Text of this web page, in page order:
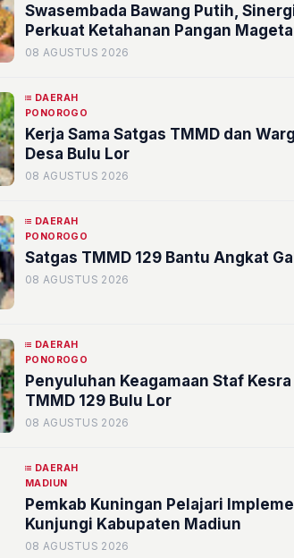
Swasembada Bawang Putih,
Perkuat Ketahanan Pangan
08 AGUSTUS 2026
DAERAH
PONOROGO
Kerja Sama Satgas TMMD dan
Desa Bulu Lor
08 AGUSTUS 2026
DAERAH
PONOROGO
Satgas TMMD 129 Bantu Angkat
08 AGUSTUS 2026
DAERAH
PONOROGO
Penyuluhan Keagamaan Staf
TMMD 129 Bulu Lor
08 AGUSTUS 2026
DAERAH
MADIUN
Pemkab Kuningan Pelajari
Kunjungi Kabupaten Madiun
08 AGUSTUS 2026